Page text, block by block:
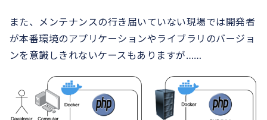
また、メンテナンスの行き届いていない現場では開発者
が本番環境のアプリケーションやライブラリのバージョ
ンを意識しきれないケースもありますが……